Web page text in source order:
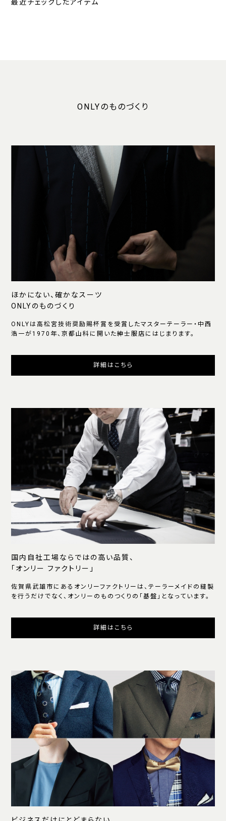
最近チェックしたアイテム
ONLYのものづくり
ほかにない、確かなスーツ
ONLYのものづくり
ONLYは高松宮技術奨励賜杯賞を受賞したマスターテーラー・中西
浩一が1970年、京都山科に開いた紳士服店にはじまります。
詳細はこちら
国内自社工場ならではの高い品質、
「オンリー ファクトリー」
佐賀県武雄市にあるオンリーファクトリーは、テーラーメイドの縫製
を行うだけでなく、オンリーのものつくりの「基盤」となっています。
詳細はこちら